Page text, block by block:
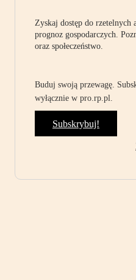
Zyskaj dostęp do
prognoz gospodarczych.
oraz społeczeństwo.
Buduj swoją przewagę.
wyłącznie w pro.rp.pl.
Subskrybuj!